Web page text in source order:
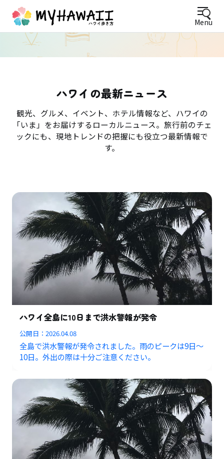
Menu
ハワイの最新ニュース
観光、グルメ、イベント、ホテル情報など、ハワイの
「いま」をお届けするローカルニュース。旅行前のチェ
ックにも、現地トレンドの把握にも役立つ最新情報で
す。
ハワイ全島に10日まで洪水警報が発令
公開日：2026.04.08
全島で洪水警報が発令されました。雨のピークは9日〜
10日。外出の際は十分ご注意ください。